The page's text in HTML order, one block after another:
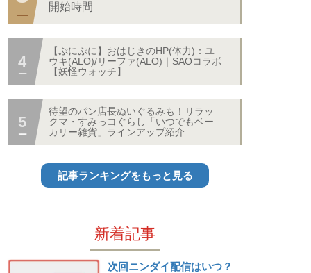
開始時間
【ぷにぷに】おはじきのHP(体力)：ユ
ウキ(ALO)/リーファ(ALO)｜SAOコラボ
【妖怪ウォッチ】
待望のパン店長ぬいぐるみも！リラッ
クマ・すみっコぐらし「いつでもベー
カリー雑貨」ラインアップ紹介
記事ランキングをもっと見る
新着記事
次回ニンダイ配信はいつ？